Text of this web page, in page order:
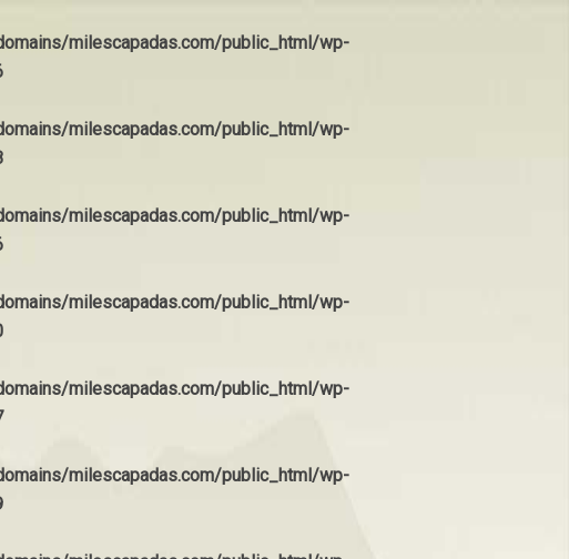
milescapadas.com/public_html/wp-
milescapadas.com/public_html/wp-
milescapadas.com/public_html/wp-
milescapadas.com/public_html/wp-
milescapadas.com/public_html/wp-
milescapadas.com/public_html/wp-